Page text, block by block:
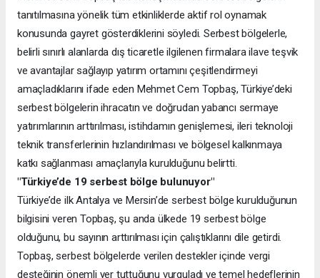
tanıtılmasına yönelik tüm etkinliklerde aktif rol oynamak
konusunda gayret gösterdiklerini söyledi. Serbest bölgelerle,
belirli sınırlı alanlarda dış ticaretle ilgilenen firmalara ilave teşvik
ve avantajlar sağlayıp yatırım ortamını çeşitlendirmeyi
amaçladıklarını ifade eden Mehmet Cem Topbaş, Türkiye’deki
serbest bölgelerin ihracatın ve doğrudan yabancı sermaye
yatırımlarının arttırılması, istihdamın genişlemesi, ileri teknoloji
teknik transferlerinin hızlandırılması ve bölgesel kalkınmaya
katkı sağlanması amaçlarıyla kurulduğunu belirtti.
"Türkiye’de 19 serbest bölge bulunuyor"
Türkiye’de ilk Antalya ve Mersin’de serbest bölge kurulduğunun
bilgisini veren Topbaş, şu anda ülkede 19 serbest bölge
olduğunu, bu sayının arttırılması için çalıştıklarını dile getirdi.
Topbaş, serbest bölgelerde verilen destekler içinde vergi
desteğinin önemli yer tuttuğunu vurguladı ve temel hedeflerinin